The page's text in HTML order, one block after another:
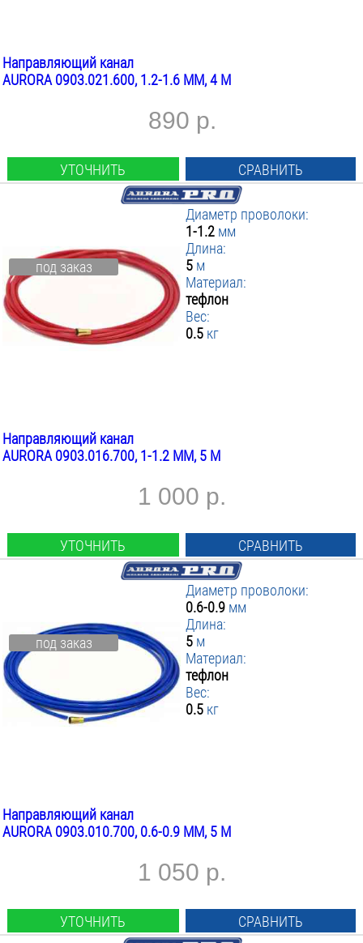
Направляющий канал
AURORA 0903.021.600, 1.2-1.6 ММ, 4 М
890 р.
УТОЧНИТЬ СРАВНИТЬ
под заказ
Диаметр проволоки:
1-1.2 мм
Длина:
5 м
Материал:
тефлон
Вес:
0.5 кг
Направляющий канал
AURORA 0903.016.700, 1-1.2 ММ, 5 М
1 000 р.
УТОЧНИТЬ СРАВНИТЬ
под заказ
Диаметр проволоки:
0.6-0.9 мм
Длина:
5 м
Материал:
тефлон
Вес:
0.5 кг
Направляющий канал
AURORA 0903.010.700, 0.6-0.9 ММ, 5 М
1 050 р.
УТОЧНИТЬ СРАВНИТЬ